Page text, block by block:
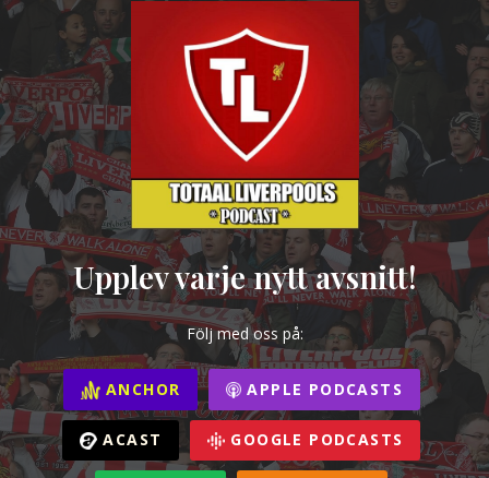
Upplev varje nytt avsnitt!
Följ med oss på:
ANCHOR APPLE PODCASTS
ACAST GOOGLE PODCASTS